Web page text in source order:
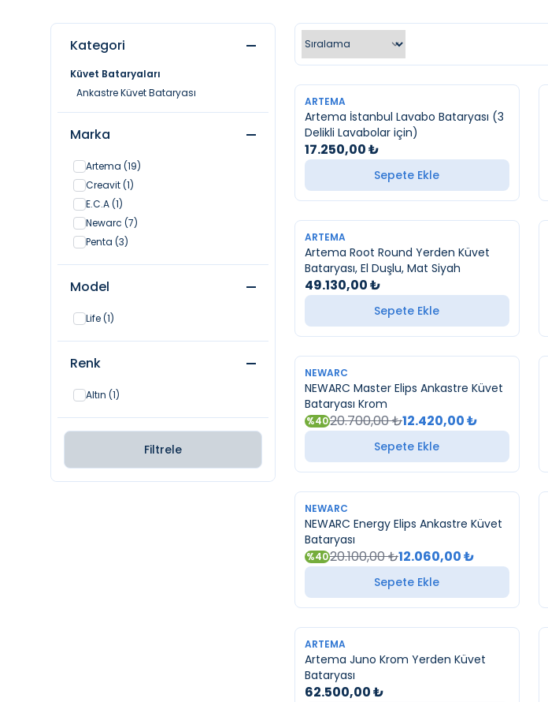
Kategori
Küvet Bataryaları
Ankastre Küvet Bataryası
Marka
Artema (19)
Creavit(1)
E.C.A(1)
Newarc (7)
Penta (3)
Model
Life(1)
Renk
Altın (1)
Filtrele
YENI
ARTEMA
Artema İstanbul Lavabo Bataryası (3
Delikli Lavabolar için)
17.250,00₺
Sepete Ekle
YENI
ARTEMA
Artema Root Round Yerden Küvet
Bataryası, El Duşlu, Mat Siyah
49.130,00₺
Sepete Ekle
YENI
NEWARC
NEWARC Master Elips Ankastre Küvet
Bataryası Krom
%4020.700,00₺12.420,00₺
Sepete Ekle
YENI
NEWARC
NEWARC Energy Elips Ankastre Küvet
Bataryası
%4020.100,00₺12.060,00₺
Sepete Ekle
YENI
ARTEMA
Artema Juno Krom Yerden Küvet
Bataryası
62.500,00₺